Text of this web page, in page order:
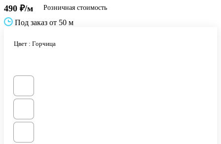
490 ₽/м Розничная стоимость
Под заказ от 50 м
Цвет : Горчица